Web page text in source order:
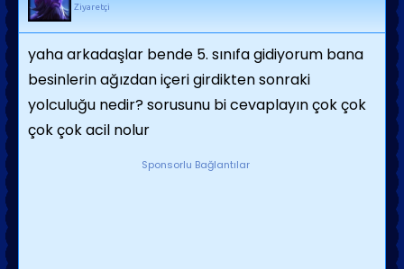
Ziyaretçi
yaha arkadaşlar bende 5. sınıfa gidiyorum bana
besinlerin ağızdan içeri girdikten sonraki
yolculuğu nedir? sorusunu bi cevaplayın çok çok
çok çok acil nolur
Sponsorlu Bağlantılar